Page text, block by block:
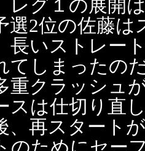
レグ１の展開
選2位の佐藤
長いストレー
てしまったの
重クラッシュ
スは仕切り直
再スタート